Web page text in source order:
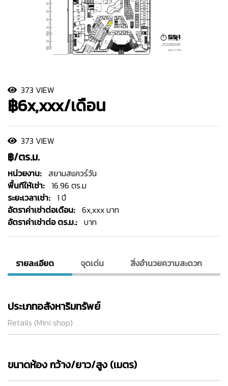
373 VIEW
฿6x,xxx/เดือน
373 VIEW
฿/ตร.ม.
หน่วยงาน: สยามสแควร์วัน
พื้นทีให้เช่า:
16.96 ตร.ม
ระยะเวลาเช่า:
1 ปี
อัตราค่าเช่าต่อเดือน: 6x,xxx บาท
อัตราค่าเช่าต่อ ตร.ม.: บาท
รายละเอียด จุดเด่น สิ่งอํานวยความสะดวก
ประเภทอสังหาริมทรัพย์
Retails (Mini shop)
ขนาดห้อง กว้าง/ยาว/สูง (เมตร)